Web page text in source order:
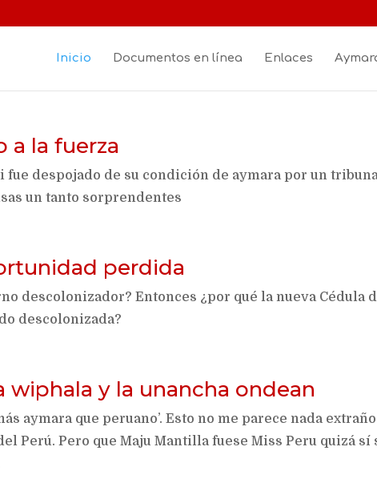
Inicio Documentos en línea Enlaces
a la fuerza
despojado de su condición de aymara por un
un tanto sorprendentes
perdida
descolonizador? Entonces ¿por qué la nueva Cédula
descolonizada?
wiphala y la unancha ondean
aymara que peruano’. Esto no me parece nada
Perú. Pero que Maju Mantilla fuese Miss Peru quizá sí